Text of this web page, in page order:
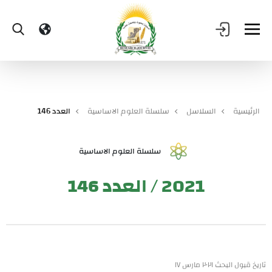
الرئيسية السلاسل سلسلة العلوم الاساسية العدد 146
سلسلة العلوم الاساسية
2021 / العدد 146
تاريخ قبول البحث ٢٠٢١ مارس ١٧